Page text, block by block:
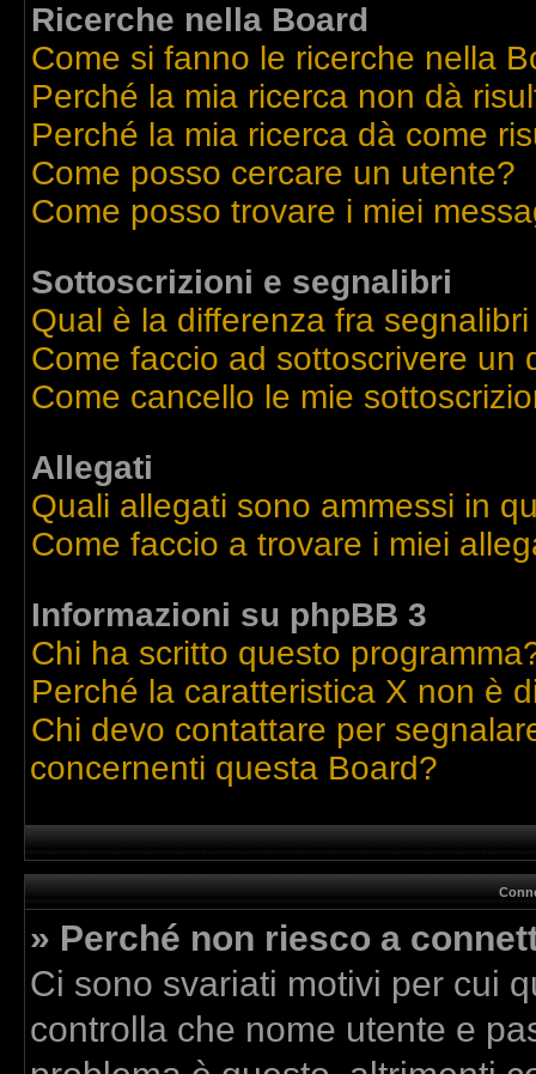
Ricerche nella Board
Come si fanno le ricerche nella
Perché la mia ricerca non dà
Perché la mia ricerca dà come
Come posso cercare un utente?
Come posso trovare i miei
Sottoscrizioni e segnalibri
Qual è la differenza fra
Come faccio ad sottoscrivere un
Come cancello le mie
Allegati
Quali allegati sono ammessi in
Come faccio a trovare i miei
Informazioni su phpBB 3
Chi ha scritto questo
Perché la caratteristica X non è
Chi devo contattare per
concernenti questa Board?
» Perché non riesco a
Ci sono svariati motivi per cui
controlla che nome utente e